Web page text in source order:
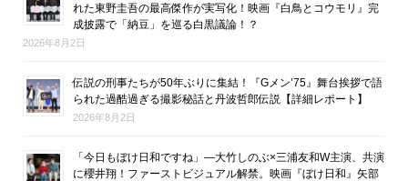
れた東野圭吾の最高傑作が実写化！映画『白鳥とコウモリ』完
成披露で「納豆」を巡る白黒議論！？
2026年8月2日
伝説の刑事たちが50年ぶりに集結！『Gメン’75』舞台挨拶で語
られた過酷過ぎる撮影秘話と丹波哲郎伝説【詳細レポート】
2026年8月2日
「今日もぼけ日和ですね」―大竹しのぶ×三浦友和W主演、共演
に櫻井翔！ファーストビジュアル解禁。映画『ぼけ日和』矢部